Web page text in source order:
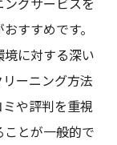
紹介
サービス
ングメニュ
すすめです。
に対する深い
ーニング方法
や評判を重視
とが一般的で